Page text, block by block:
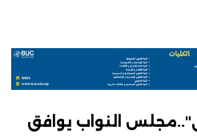
النواب يوافق